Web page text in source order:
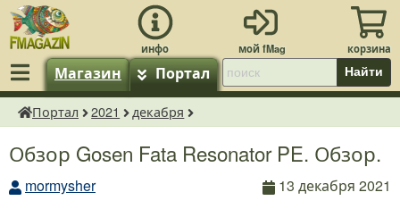
Магазин Портал Найти
fMagazin.ru
Портал 2021 декабря
Обзор Gosen Fata Resonator PE. Обзор.
mormysher
13 декабря 2021